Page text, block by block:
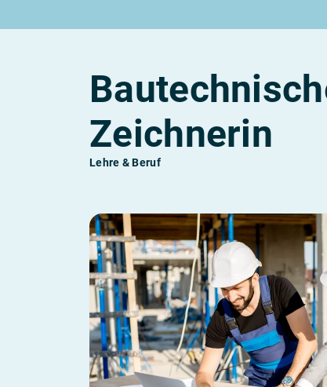
Rund um die Lehre
Lass dich finden
Rund um Berufe
Berufe nach Themen
Alle Lehrberufe
Zeichnerin
Lehre & Beruf